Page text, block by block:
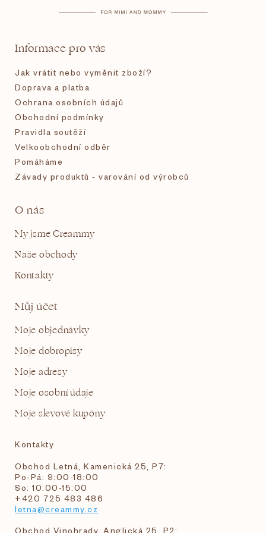
Informace pro vás
Jak vrátit nebo vyměnit zboží?
Doprava a platba
Ochrana osobních údajů
Obchodní podmínky
Pravidla soutěží
Velkoobchodní odběr
Pomáháme
Závady produktů - varování od výrobců
O nás
My jsme Creammy
Naše obchody
Kontakty
Můj účet
Moje objednávky
Moje dobropisy
Moje adresy
Moje osobní údaje
Moje slevové kupóny
Kontakty
Obchod Letná, Kamenická 25, P7:
Po-Pá: 9:00-18:00
So: 10:00-15:00
+420 725 483 486
letna@creammy.cz
Obchod Vinohrady, Anglická 25, P2: